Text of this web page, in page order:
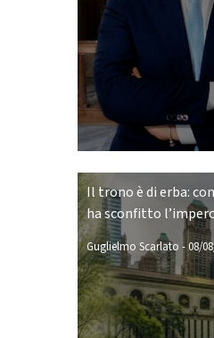
Il trono è di erba:
ha sconfitto
Guglielmo Scarlato -08/